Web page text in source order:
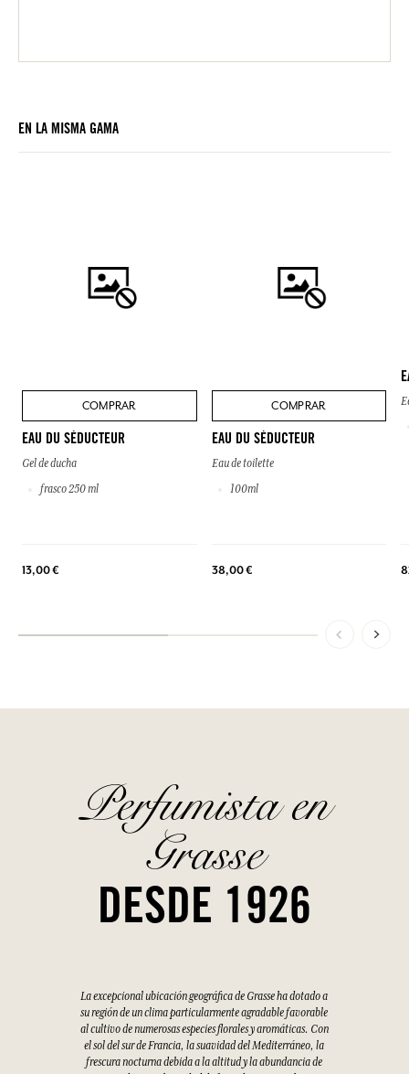
EN LA MISMA GAMA
COMPRAR
EAU DU SÉDUCTEUR
Gel de ducha
frasco 250 ml
13,00 €
COMPRAR
EAU DU SÉDUCTEUR
Eau de toilette
100ml
38,00 €
Perfumista en
Grasse
DESDE 1926
La excepcional ubicación geográfica de Grasse ha dotado a
su región de un clima particularmente agradable favorable
al cultivo de numerosas especies florales y aromáticas. Con
el sol del sur de Francia, la suavidad del Mediterráneo, la
frescura nocturna debida a la altitud y la abundancia de